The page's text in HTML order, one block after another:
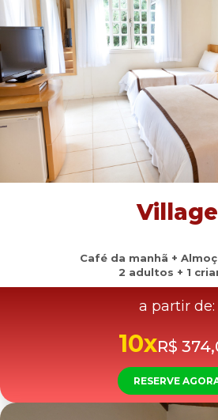
Village
Café da manhã +
2 adultos + 1
a partir de:
10xR$
RESERVE